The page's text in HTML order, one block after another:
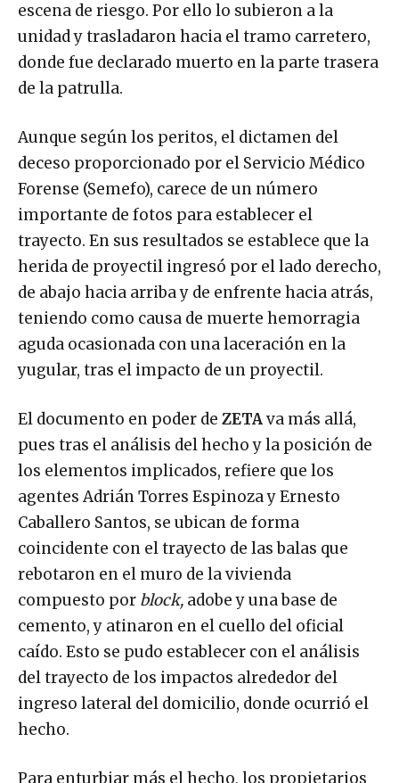
escena de riesgo. Por ello lo subieron a la
unidad y trasladaron hacia el tramo carretero,
donde fue declarado muerto en la parte trasera
de la patrulla.
Aunque según los peritos, el dictamen del
deceso proporcionado por el Servicio Médico
Forense (Semefo), carece de un número
importante de fotos para establecer el
trayecto. En sus resultados se establece que la
herida de proyectil ingresó por el lado derecho,
de abajo hacia arriba y de enfrente hacia atrás,
teniendo como causa de muerte hemorragia
aguda ocasionada con una laceración en la
yugular, tras el impacto de un proyectil.
El documento en poder de ZETAva más allá,
pues tras el análisis del hecho y la posición de
los elementos implicados, refiere que los
agentes Adrián Torres Espinoza y Ernesto
Caballero Santos, se ubican de forma
coincidente con el trayecto de las balas que
rebotaron en el muro de la vivienda
compuesto por block, adobe y una base de
cemento, y atinaron en el cuello del oficial
caído. Esto se pudo establecer con el análisis
del trayecto de los impactos alrededor del
ingreso lateral del domicilio, donde ocurrió el
hecho.
Para enturbiar más el hecho, los propietarios